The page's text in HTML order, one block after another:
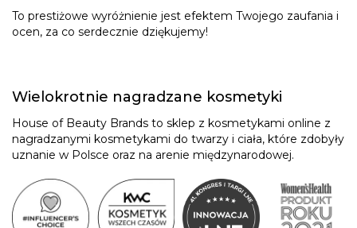
To prestiżowe wyróżnienie jest efektem Twojego zaufania i
ocen, za co serdecznie dziękujemy!
Wielokrotnie nagradzane kosmetyki
House of Beauty Brands to sklep z kosmetykami online z
nagradzanymi kosmetykami do twarzy i ciała, które zdobyły
uznanie w Polsce oraz na arenie międzynarodowej.